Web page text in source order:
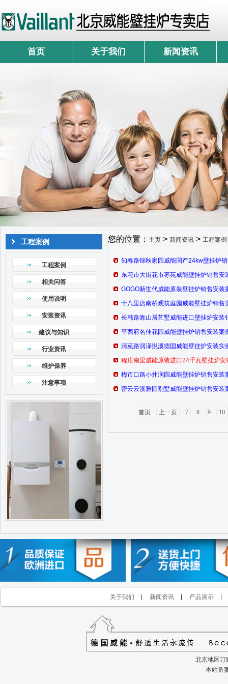
首页 关于我们 新闻资讯
工程案例
工程案例
相关问答
使用说明
安装资讯
建议与知识
行业资讯
维护保养
注意事项
您的位置： 主页 > 新闻资讯 > 工程案例
知春路锦秋家园威能国产24kw壁挂炉
东花市大街花市枣苑威能壁挂炉销售安
GOGO新世代威能原装壁挂炉销售安装
十八里店南桥观筑庭园威能壁挂炉销售
长韩路靠山居艺墅威能进口壁挂炉安装
平西府名佳花园威能壁挂炉销售安装案
清苑路润泽悦溪德国威能壁挂炉安装实
程庄南里威能原装进口24千瓦壁挂炉安
梅市口路小井润园威能壁挂炉销售安装
密云云溪雅园别墅威能壁挂炉销售安装
首页 上一页 7 8 9 10
关于我们 新闻资讯 产品展示
北京地区
本站备